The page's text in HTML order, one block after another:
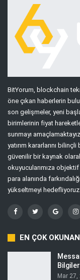
BitYorum, blockchain
öne çıkan haberlerin
son gelişmeler, yeni
birimlerinin fiyat
sunmayı
yatırım kararlarını
güvenilir bir kaynak
okuyucularımıza
para alanında
yükseltmeyi hedefliyoruz.
EN ÇOK OKUNAN
Mar 27,